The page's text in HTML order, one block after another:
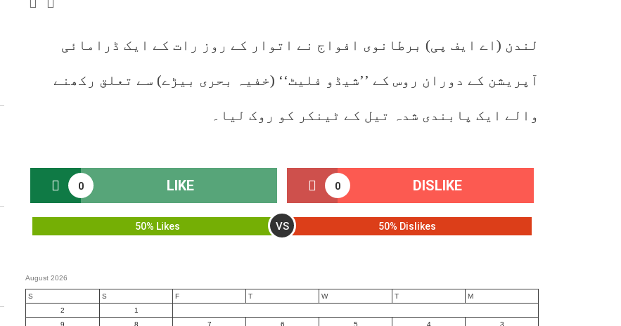
لندن (اے ایف پی) برطانوی افواج نے اتوار کے روز رات کے ایک ڈرامائی
آپریشن کے دوران روس کے ’’شیڈو فلیٹ‘‘ (خفیہ بحری بیڑے) سے تعلق رکھنے
والے ایک پابندی شدہ تیل کے ٹینکر کو روک لیا۔
0 LIKE 0 DISLIKE
50% Likes VS 50% Dislikes
August 2026
M
T
W
T
F
S
S
1
2
3
4
5
6
7
8
9